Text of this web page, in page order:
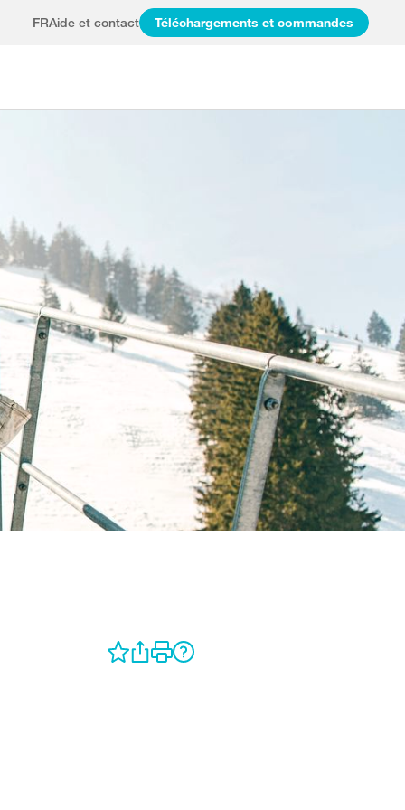
FRAide et contact Téléchargements et commandes